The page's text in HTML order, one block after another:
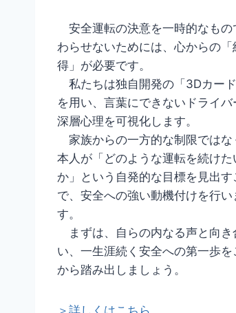
安全運転の決意を一時的なもの
わらせないためには、心からの「
得」が必要です。
私たちは独自開発の「3Dカード
を用い、言葉にできないドライバ
深層心理を可視化します。
家族からの一方的な制限ではな
本人が「どのような運転を続けた
か」という自発的な目標を見出す
で、安全への強い動機付けを行い
す。
まずは、自らの内なる声と向き
い、一生涯続く安全への第一歩を
から踏み出しましょう。